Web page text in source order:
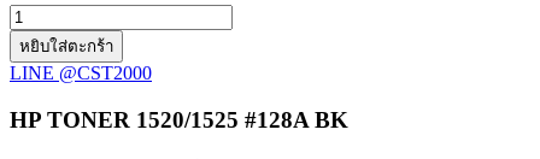
จำนวน
HP
TONER
1520/1525
#128A
BK
หยิบใส่ตะกร้า
LINE @CST2000
HP TONER 1520/1525 #128A BK